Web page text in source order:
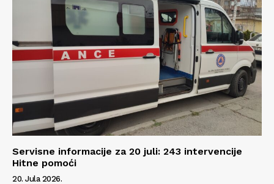
Servisne informacije za 20 juli: 243 intervencije
Hitne pomoći
20. Jula 2026.